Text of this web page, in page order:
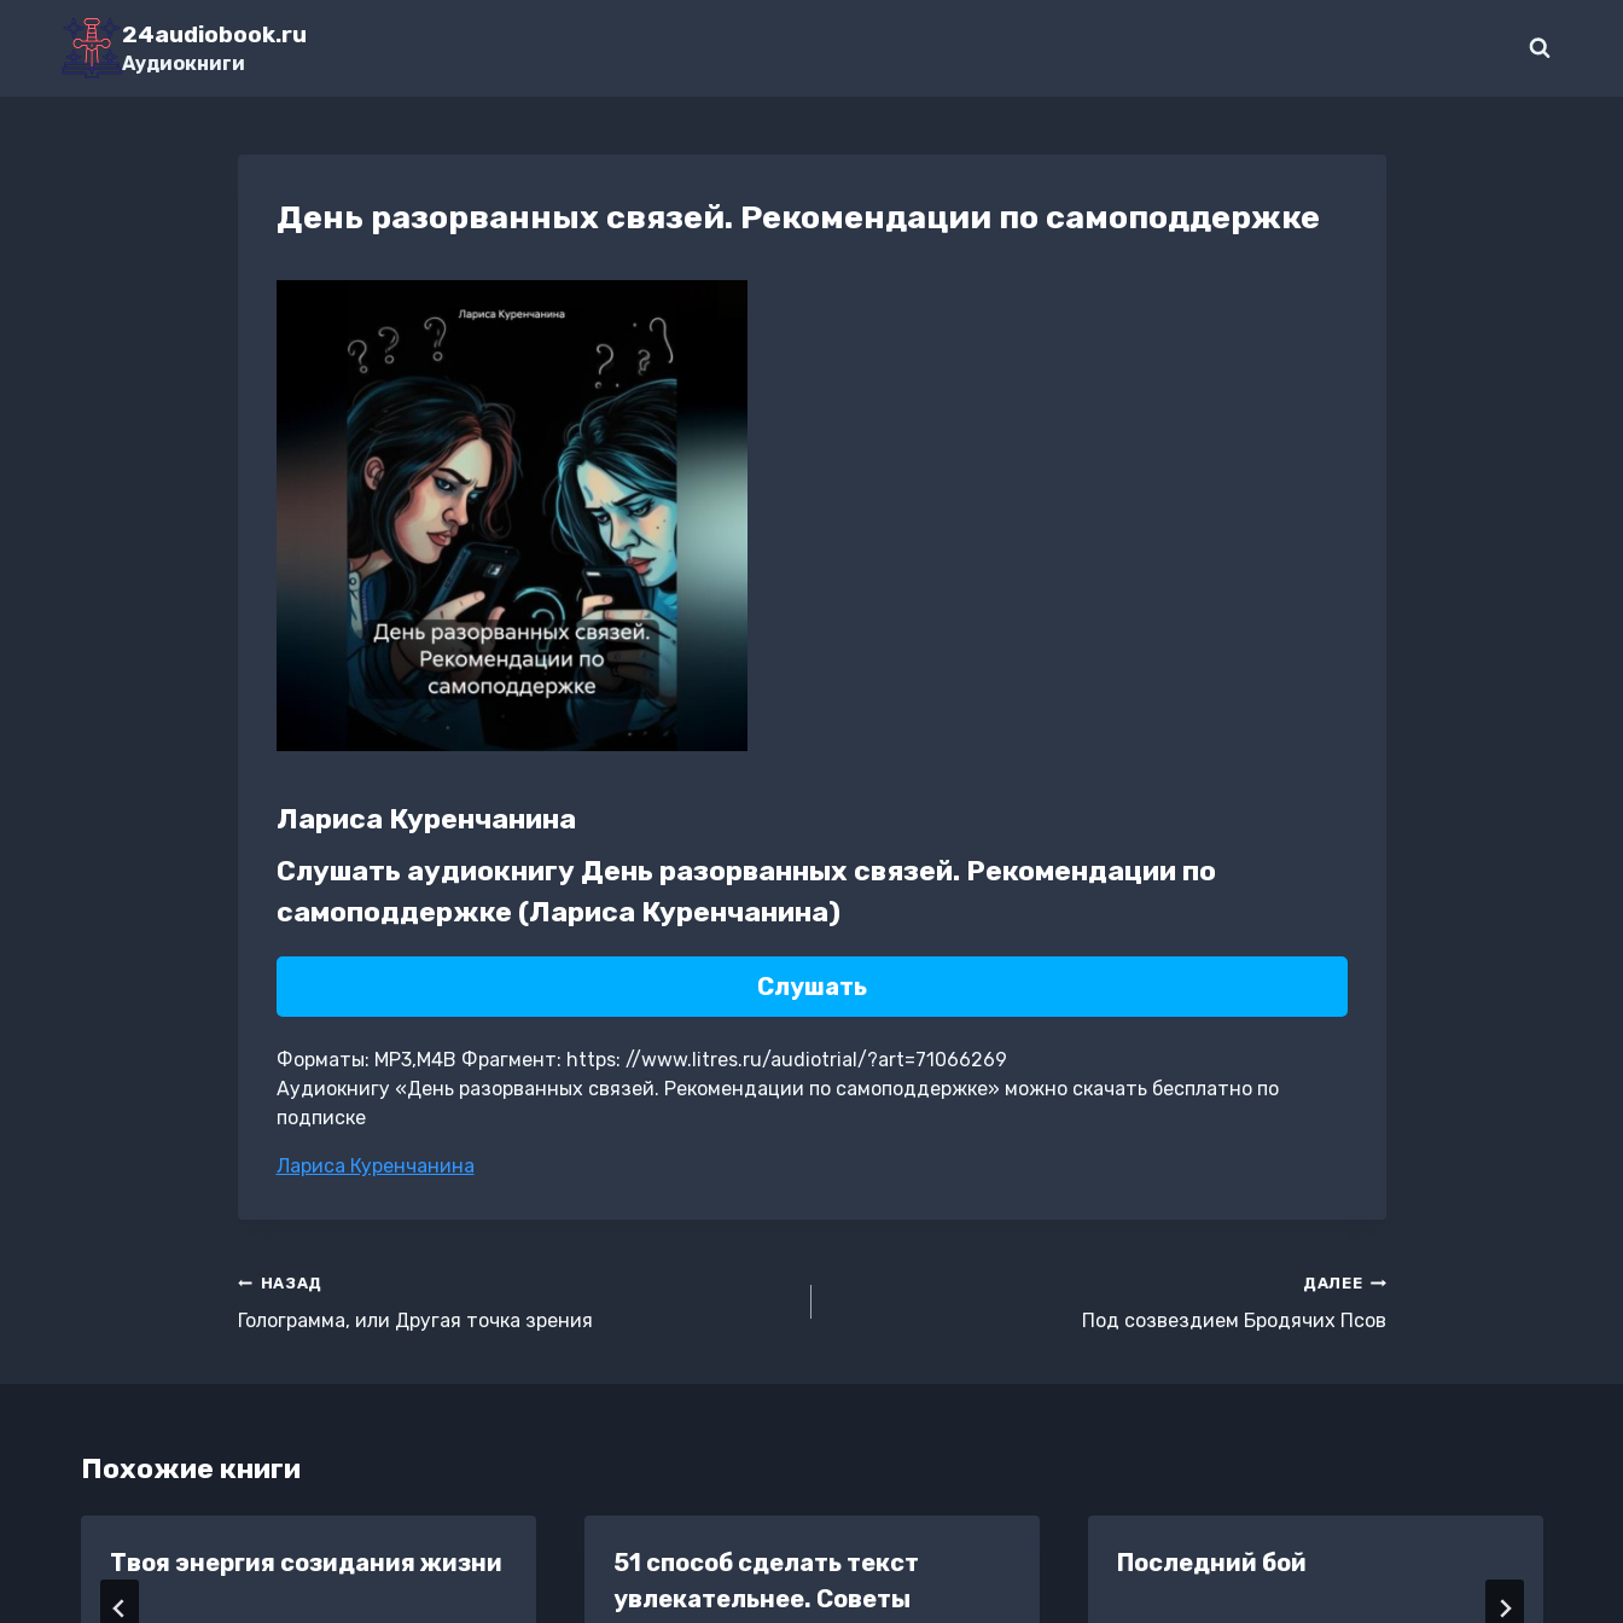
Перейти
содержимому
24audiobook.ru
Аудиокниги
День разорванных связей. Рекомендации по самоподдержке
Лариса Куренчанина
Слушать аудиокнигу День разорванных связей. Рекомендации по
самоподдержке (Лариса Куренчанина)
Слушать
Форматы: MP3,M4B Фрагмент: https: //www.litres.ru/audiotrial/?art=71066269
Аудиокнигу «День разорванных связей. Рекомендации по самоподдержке» можно скачать бесплатно по
подписке
Метки
Лариса Куренчанина
Навигация
по
НАЗАД
Голограмма, или Другая точка зрения
ДАЛЕЕ
Под созвездием Бродячих Псов
Похожие книги
Твоя энергия созидания жизни
51 способ сделать текст
увлекательнее. Советы
Последний бой